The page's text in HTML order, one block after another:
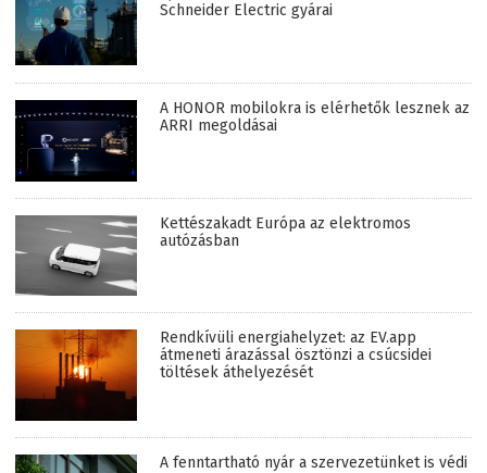
Schneider Electric gyárai
A HONOR mobilokra is elérhetők lesznek az
ARRI megoldásai
Kettészakadt Európa az elektromos
autózásban
Rendkívüli energiahelyzet: az EV.app
átmeneti árazással ösztönzi a csúcsidei
töltések áthelyezését
A fenntartható nyár a szervezetünket is védi